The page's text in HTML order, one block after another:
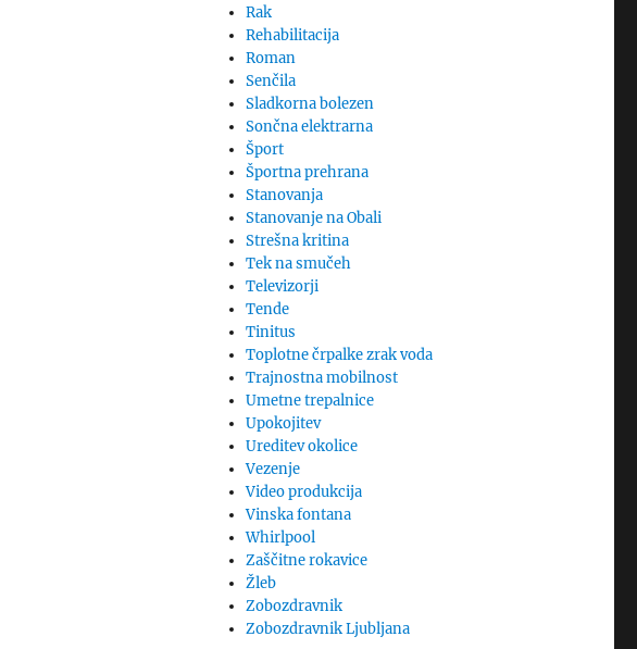
Rak
Rehabilitacija
Roman
Senčila
Sladkorna bolezen
Sončna elektrarna
Šport
Športna prehrana
Stanovanja
Stanovanje na Obali
Strešna kritina
Tek na smučeh
Televizorji
Tende
Tinitus
Toplotne črpalke zrak voda
Trajnostna mobilnost
Umetne trepalnice
Upokojitev
Ureditev okolice
Vezenje
Video produkcija
Vinska fontana
Whirlpool
Zaščitne rokavice
Žleb
Zobozdravnik
Zobozdravnik Ljubljana